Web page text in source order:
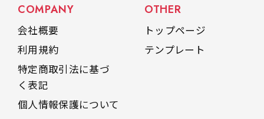
COMPANY
会社概要
利用規約
特定商取引法に基づ
く表記
個人情報保護について
OTHER
トップページ
テンプレート